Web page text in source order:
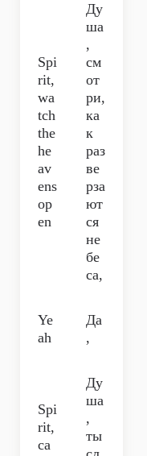
Spi
rit,
wa
tch
the
he
av
ens
op
en
Ду
ша
,
см
от
ри,
ка
к
раз
ве
рза
ют
ся
не
бе
са,
Ye
ah
Да
,
Spi
rit,
ca
Ду
ша
,
ты